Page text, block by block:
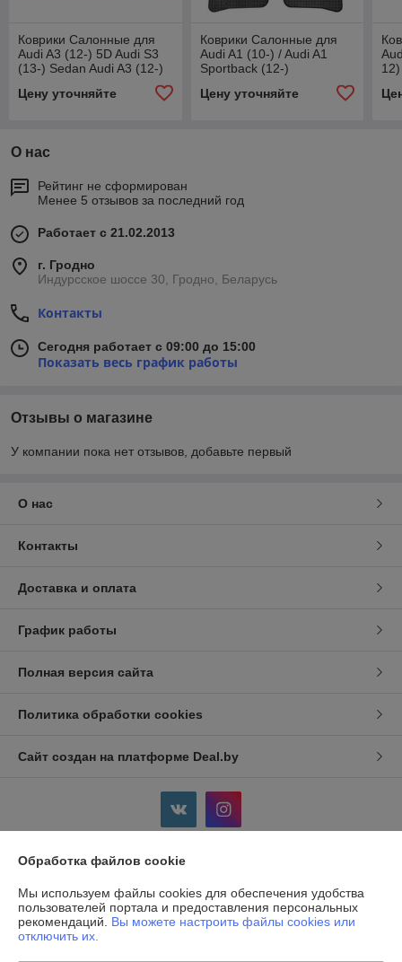
Коврики Салонные для
Audi A3 (12-) 5D Audi S3
(13-) Sedan Audi A3 (12-)
(12-)
Цену уточняйте
Коврики Салонные для
Audi A1 (10-) / Audi A1
Sportback (12-)
Цену уточняйте
О нас
Рейтинг не сформирован
Менее 5 отзывов за последний год
Работает с 21.02.2013
г. Гродно
Индурсское шоссе 30, Гродно, Беларусь
Контакты
Сегодня работает с 09:00 до 15:00
Показать весь график работы
Отзывы о магазине
У компании пока нет отзывов, добавьте первый
О нас
Контакты
Доставка и оплата
График работы
Полная версия сайта
Политика обработки cookies
Сайт создан на платформе Deal.by
Индивидуальный предприниматель:ИП Дершлекас Виктор
Викторович
г. Гродно, ул. Ожешко, д.49, кв. 2.
Регистрационный номер ЕГР: 500486711
Обработка файлов cookie
Мы используем файлы cookies для обеспечения удобства
пользователей портала и предоставления персональных
рекомендаций. Вы можете настроить файлы cookies или
отключить их.